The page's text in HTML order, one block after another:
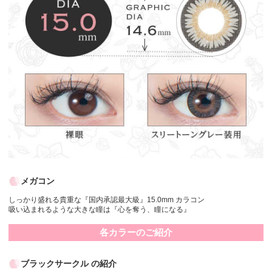
メガコン
しっかり盛れる貴重な『国内承認最大級』15.0mm カラコン
吸い込まれるような大きな瞳は『心を奪う、瞳になる』
各カラーのご紹介
ブラックサークル の紹介